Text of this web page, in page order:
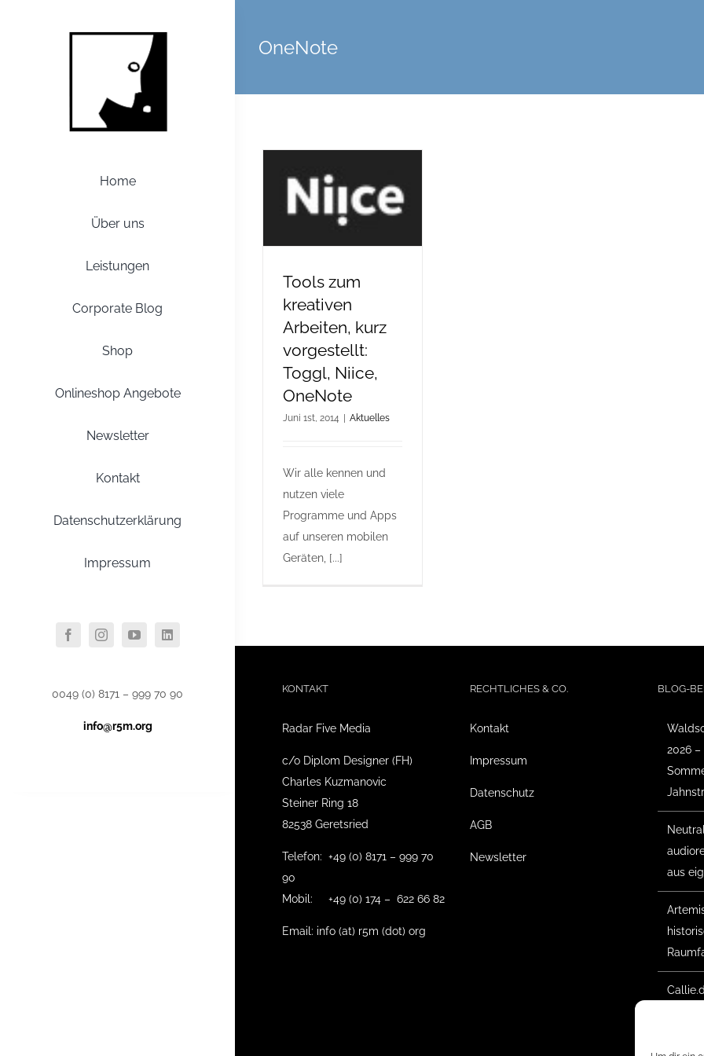
Home
Über uns
Leistungen
Corporate Blog
Shop
Onlineshop Angebote
Newsletter
Kontakt
Datenschutzerklärung
Impressum
0049 (0) 8171 – 999 70 90
info@r5m.org
OneNote
Tools zum kreativen
vorgestellt: Toggl,
Tools zum
kreativen
Arbeiten, kurz
vorgestellt:
Toggl, Niice,
OneNote
Juni 1st, 2014 | Aktuelles
Wir alle kennen und
nutzen viele
Programme und Apps
auf unseren mobilen
Geräten, [...]
KONTAKT
Radar Five Media
c/o Diplom Designer (FH)
Charles Kuzmanovic
Steiner Ring 18
82538 Geretsried
Telefon: +49 (0) 8171 – 999 70
90
Mobil: +49 (0) 174 – 622 66 82
Email: info (at) r5m (dot) org
RECHTLICHES & CO.
Kontakt
Impressum
Datenschutz
AGB
Newsletter
BLOG-
2026 –
aus